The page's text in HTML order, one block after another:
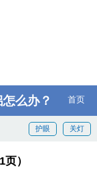
么办？ 首页
关灯
护眼
）